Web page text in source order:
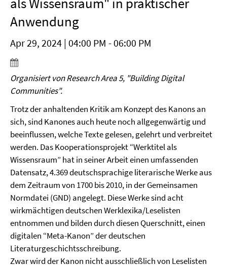
Anwendung
Apr 29, 2024 | 04:00 PM - 06:00 PM
Organisiert von Research Area 5, "Building Digital
Communities".
Trotz der anhaltenden Kritik am Konzept des Kanons an
sich, sind Kanones auch heute noch allgegenwärtig und
beeinflussen, welche Texte gelesen, gelehrt und verbreitet
werden. Das Kooperationsprojekt “Werktitel als
Wissensraum” hat in seiner Arbeit einen umfassenden
Datensatz, 4.369 deutschsprachige literarische Werke aus
dem Zeitraum von 1700 bis 2010, in der Gemeinsamen
Normdatei (GND) angelegt. Diese Werke sind acht
wirkmächtigen deutschen Werklexika/Leselisten
entnommen und bilden durch diesen Querschnitt, einen
digitalen “Meta-Kanon” der deutschen
Literaturgeschichtsschreibung.
Zwar wird der Kanon nicht ausschließlich von Leselisten